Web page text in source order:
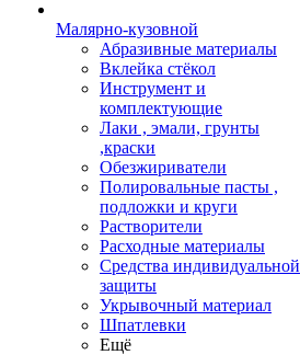
Малярно-кузовной
Абразивные материалы
Вклейка стёкол
Инструмент и
комплектующие
Лаки , эмали, грунты
,краски
Обезжириватели
Полировальные пасты ,
подложки и круги
Растворители
Расходные материалы
Средства индивидуальной
защиты
Укрывочный материал
Шпатлевки
Ещё